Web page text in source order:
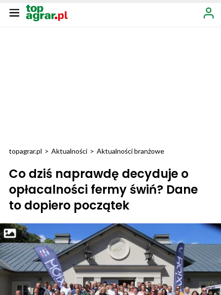
topagrar.pl > Aktualności > Aktualności branżowe
Co dziś naprawdę decyduje o
opłacalności fermy świń? Dane
to dopiero początek